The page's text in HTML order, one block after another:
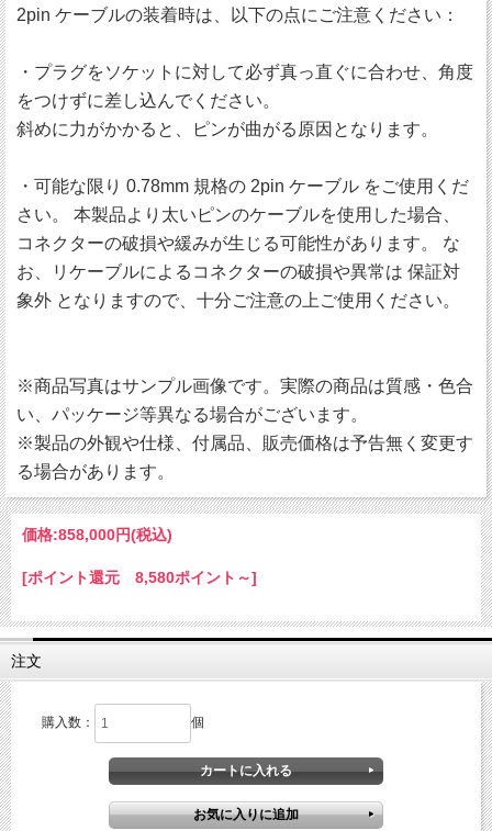
2pin ケーブルの装着時は、以下の点にご注意ください：
・プラグをソケットに対して必ず真っ直ぐに合わせ、角度
をつけずに差し込んでください。
斜めに力がかかると、ピンが曲がる原因となります。
・可能な限り 0.78mm 規格の 2pin ケーブル をご使用くだ
さい。 本製品より太いピンのケーブルを使用した場合、
コネクターの破損や緩みが生じる可能性があります。 な
お、リケーブルによるコネクターの破損や異常は 保証対
象外 となりますので、十分ご注意の上ご使用ください。
※商品写真はサンプル画像です。実際の商品は質感・色合
い、パッケージ等異なる場合がございます。
※製品の外観や仕様、付属品、販売価格は予告無く変更す
る場合があります。
価格:858,000円(税込)
[ポイント還元 8,580ポイント～]
注文
購入数： 個